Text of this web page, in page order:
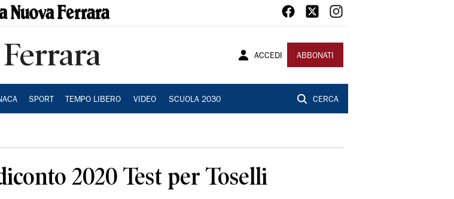
Ferrara ACCEDI ABBONATI
SPORT TEMPO LIBERO VIDEO SCUOLA 2030 CERCA
2020 Test per Toselli